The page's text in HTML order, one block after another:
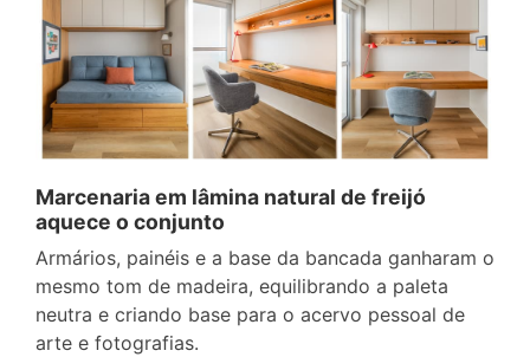
Marcenaria em lâmina natural de freijó
aquece o conjunto
Armários, painéis e a base da bancada ganharam o
mesmo tom de madeira, equilibrando a paleta
neutra e criando base para o acervo pessoal de
arte e fotografias.